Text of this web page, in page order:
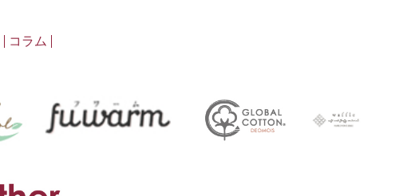
コラム
ナガークール FUWARM